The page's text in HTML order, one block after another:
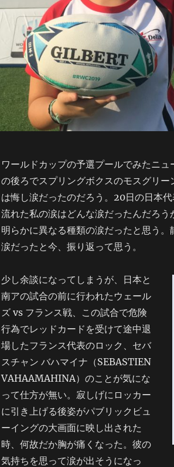
ワールドカップの予選プールでみたニ
の後ろでスプリングボクスのモスグリ
は悔し涙だったのだろう。20日の日本
流れた私の涙はどんな涙だったんだろ
明らかに異なる種類の涙だったと思う
涙だったと今、振り返って思う。
少し余談になってしまうが、日本と
南アの試合の前に行われたウェール
ズ vs フランス戦、この試合で危険
行為でレッドカードを受けて途中退
場したフランス代表のロック、セバ
スチャン バハマイナ（SEBASTIEN
VAHAAMAHINA）のことが気にな
って仕方が無い。寂しげにロッカー
に引き上げる後姿がパブリックビュ
ーイングの大画面に映し出された
時、何故だか胸が痛くなった。彼の
気持ちを思って涙が出そうになっ